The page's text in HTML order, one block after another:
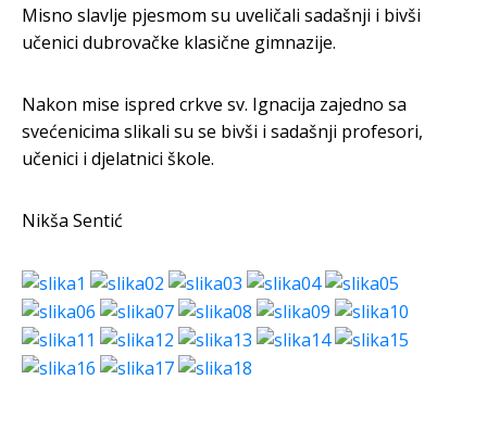
Misno slavlje pjesmom su uveličali sadašnji i bivši
učenici dubrovačke klasične gimnazije.
Nakon mise ispred crkve sv. Ignacija zajedno sa
svećenicima slikali su se bivši i sadašnji profesori,
učenici i djelatnici škole.
Nikša Sentić